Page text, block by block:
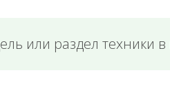
или раздел техники